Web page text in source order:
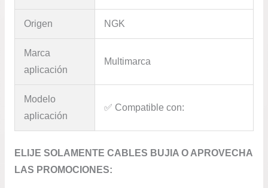
Origen NGK
Marca
aplicación
Multimarca
Modelo
aplicación
✅​ Compatible con:
ELIJE SOLAMENTE CABLES BUJIA O APROVECHA
LAS PROMOCIONES: